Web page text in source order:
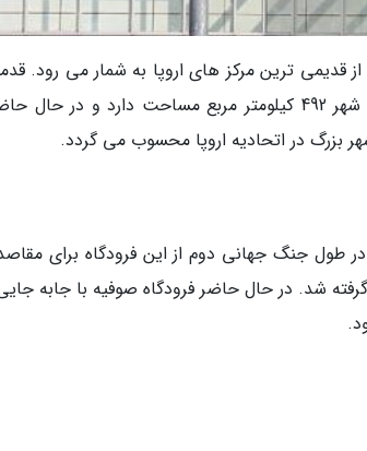
قدیمی ترین مرکز های اروپا به شمار می رود.
بزرگ در اتحادیه اروپا محسوب می گردد.
اواخر دهه 1930 ساخته شد. در طول جنگ جهانی دوم از این